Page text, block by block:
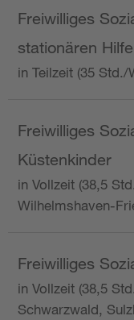
Freiwilliges
stationären
in Teilzeit (35
Freiwilliges
Küstenkinder
in Vollzeit (38,5
Wilhelmshaven-
Freiwilliges
in Vollzeit (38,5
Schwarzwald,